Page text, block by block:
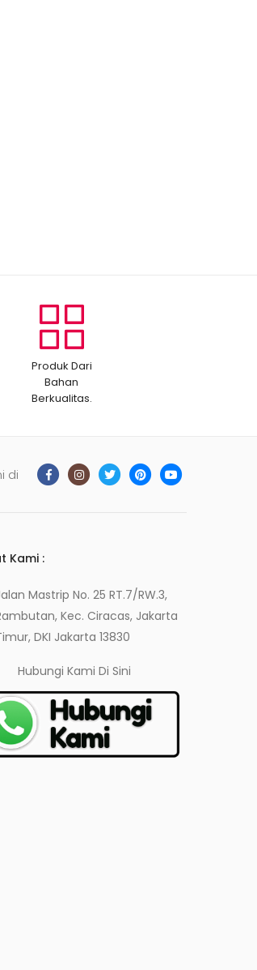
Produk Dari
Bahan
Berkualitas.
di
Kami :
Mastrip No. 25 RT.7/RW.3,
Kec. Ciracas, Jakarta
DKI Jakarta 13830
Hubungi KamiDi Sini